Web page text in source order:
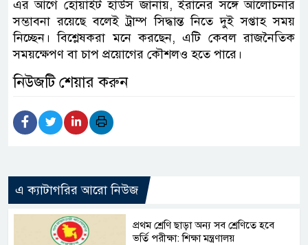
এর আগে হোয়াইট হাউস জানায়, ইরানের সঙ্গে আলোচনার
সম্ভাবনা রয়েছে বলেই ট্রাম্প সিদ্ধান্ত নিতে দুই সপ্তাহ সময়
নিচ্ছেন। বিশ্লেষকরা মনে করছেন, এটি কেবল রাজনৈতিক
সময়ক্ষেপণ বা চাপ প্রয়োগের কৌশলও হতে পারে।
নিউজটি শেয়ার করুন
এ ক্যাটাগরির আরো নিউজ
প্রথম শ্রেণি ছাড়া অন্য সব শ্রেণিতে হবে
ভর্তি পরীক্ষা: শিক্ষা মন্ত্রণালয়